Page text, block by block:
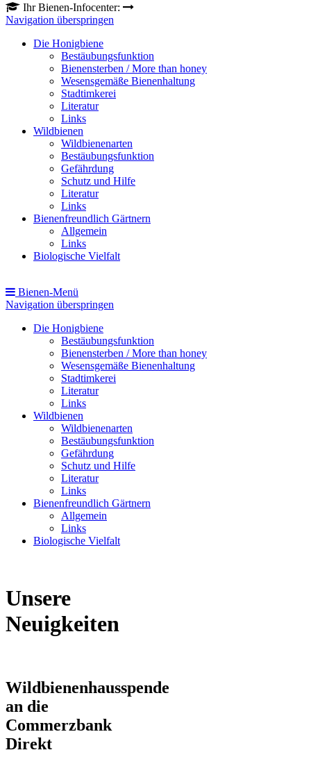
Ihr Bienen-Infocenter:
Navigation überspringen
Die Honigbiene
Bestäubungsfunktion
Bienensterben / More than honey
Wesensgemäße Bienenhaltung
Stadtimkerei
Literatur
Links
Wildbienen
Wildbienenarten
Bestäubungsfunktion
Gefährdung
Schutz und Hilfe
Literatur
Links
Bienenfreundlich Gärtnern
Allgemein
Links
Biologische Vielfalt
Bienen-Menü
Navigation überspringen
Die Honigbiene
Bestäubungsfunktion
Bienensterben / More than honey
Wesensgemäße Bienenhaltung
Stadtimkerei
Literatur
Links
Wildbienen
Wildbienenarten
Bestäubungsfunktion
Gefährdung
Schutz und Hilfe
Literatur
Links
Bienenfreundlich Gärtnern
Allgemein
Links
Biologische Vielfalt
Unsere
Neuigkeiten
Wildbienenhausspende
an die
Commerzbank
Direkt